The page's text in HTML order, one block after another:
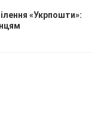
«Укрпошти»: